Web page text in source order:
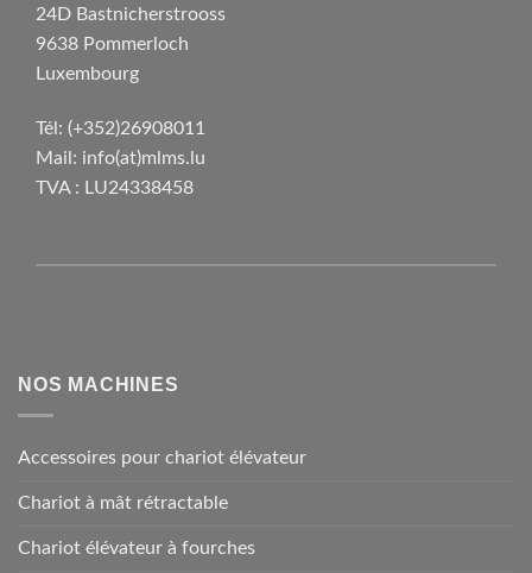
24D Bastnicherstrooss
9638 Pommerloch
Luxembourg
Tél: (+352)26908011
Mail: info(at)mlms.lu
TVA : LU24338458
NOS MACHINES
Accessoires pour chariot élévateur
Chariot à mât rétractable
Chariot élévateur à fourches